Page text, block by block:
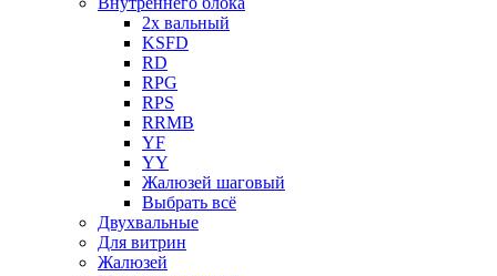
2х вальный
KSFD
RD
RPG
RPS
RRMB
YF
YY
Жалюзей шаговый
Выбрать всё
Двухвальные
Для витрин
Жалюзей